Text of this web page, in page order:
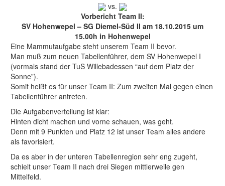
vs.
Vorbericht Team II:
SV Hohenwepel – SG Diemel-Süd II am 18.10.2015 um
15.00h in Hohenwepel
Eine Mammutaufgabe steht unserem Team II bevor.
Man muß zum neuen Tabellenführer, dem SV Hohenwepel I
(vormals stand der TuS Willebadessen “auf dem Platz der
Sonne”).
Somit heißt es für unser Team II: Zum zweiten Mal gegen einen
Tabellenführer antreten.
Die Aufgabenverteilung ist klar:
Hinten dicht machen und vorne schauen, was geht.
Denn mit 9 Punkten und Platz 12 ist unser Team alles andere
als favorisiert.
Da es aber in der unteren Tabellenregion sehr eng zugeht,
schielt unser Team II nach drei Siegen mittlerweile gen
Mittelfeld.